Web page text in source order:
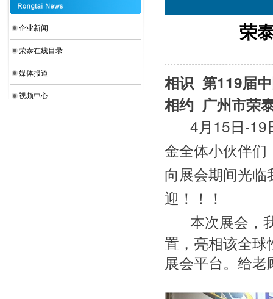
企业新闻
荣泰在线目录
媒体报道
视频中心
荣
相识  第119届
相约  广州市荣
4月15日-19
金全体小伙伴们
向展会期间光
迎！！！
本次展会，
置，亮相该全球
展会平台。给